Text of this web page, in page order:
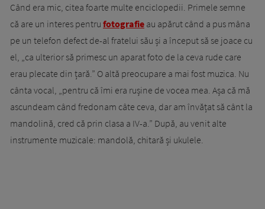
Când era mic, citea foarte multe enciclopedii. Primele semne
că are un interes pentru fotografie au apărut când a pus mâna
pe un telefon defect de-al fratelui său și a început să se joace cu
el, „ca ulterior să primesc un aparat foto de la ceva rude care
erau plecate din țară.” O altă preocupare a mai fost muzica. Nu
cânta vocal, „pentru că îmi era rușine de vocea mea. Așa că mă
ascundeam când fredonam câte ceva, dar am învățat să cânt la
mandolină, cred că prin clasa a IV-a.” După, au venit alte
instrumente muzicale: mandolă, chitară și ukulele.